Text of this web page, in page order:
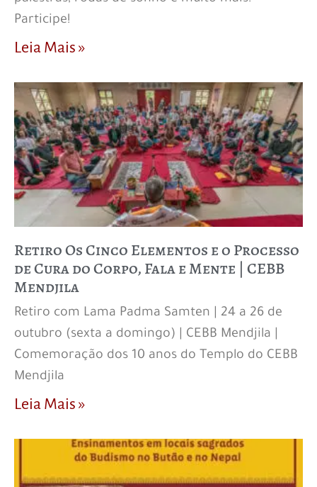
Participe!
Leia Mais »
Retiro Os Cinco Elementos e o Processo
de Cura do Corpo, Fala e Mente | CEBB
Mendjila
Retiro com Lama Padma Samten | 24 a 26 de
outubro (sexta a domingo) | CEBB Mendjila |
Comemoração dos 10 anos do Templo do CEBB
Mendjila
Leia Mais »